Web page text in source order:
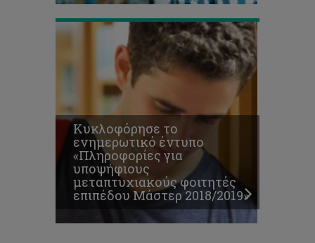
Κυκλοφόρησε το
ενημερωτικό έντυπο
«Πληροφορίες για
υποψήφιους
μεταπτυχιακούς φοιτητές
επιπέδου Μάστερ 2018/2019»